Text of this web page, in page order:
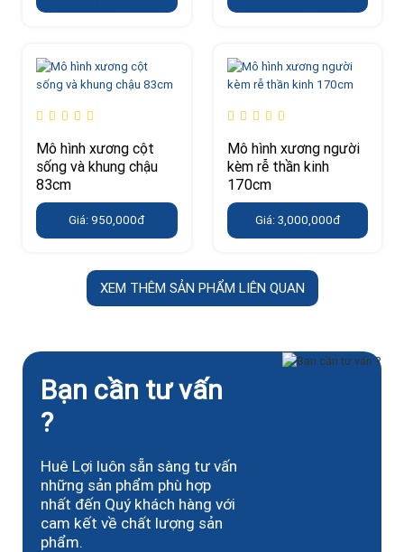
Mô hình xương cột
sống và khung chậu
83cm
Giá: 950,000đ
Mô hình xương người
kèm rễ thần kinh
170cm
Giá: 3,000,000đ
XEM THÊM SẢN PHẨM LIÊN QUAN
Bạn cần tư vấn
?
Huê Lợi luôn sẵn sàng tư vấn
những sản phẩm phù hợp
nhất đến Quý khách hàng với
cam kết về chất lượng sản
phẩm.